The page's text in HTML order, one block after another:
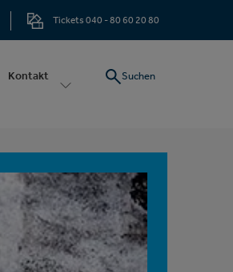
Tickets 040 - 80 60 20 80
Kontakt Suchen